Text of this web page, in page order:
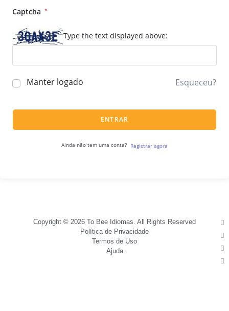
Captcha *
Type the text displayed above:
Manter logado Esqueceu?
ENTRAR
Ainda não tem uma conta? Registrar agora
Copyright © 2026 To Bee Idiomas. All Rights Reserved
Política de Privacidade
Termos de Uso
Ajuda